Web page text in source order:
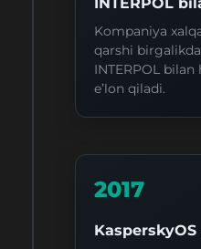
Kompaniya
qarshi
INTERPOL
e’lon qiladi.
2017